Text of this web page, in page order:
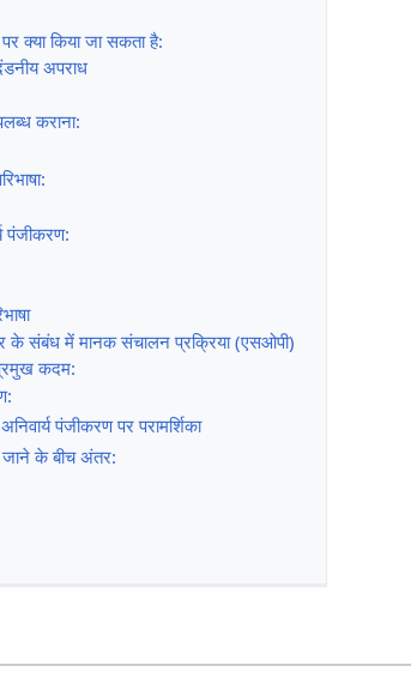
क्या किया जा सकता है:
अपराध
कराना:
पंजीकरण:
में मानक संचालन प्रक्रिया (एसओपी)
कदम:
पंजीकरण पर परामर्शिका
के बीच अंतर: